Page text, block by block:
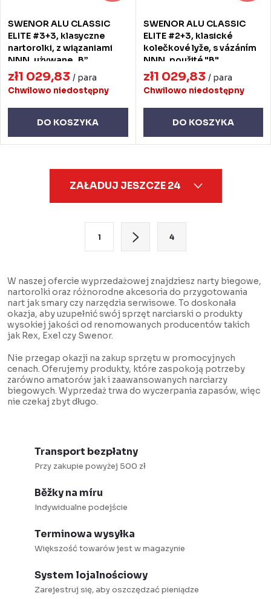
SWENOR ALU CLASSIC
ELITE #3+3, klasyczne
nartorolki, z wiązaniami
NNN, używane „B”
zł1 029,83 / para
Chwilowo niedostępny
DO KOSZYKA
SWENOR ALU CLASSIC
ELITE #2+3, klasické
kolečkové lyže, s vázáním
NNN, použité "B"
zł1 029,83 / para
Chwilowo niedostępny
DO KOSZYKA
l
k
i
l
s
t
y
ZAŁADUJ JESZCZE 24
i
n
a
c
a
1 4
W naszej ofercie wyprzedażowej znajdziesz narty biegowe,
nartorolki oraz różnorodne akcesoria do przygotowania
nart jak smary czy narzędzia serwisowe. To doskonała
okazja, aby uzupełnić swój sprzęt narciarski o produkty
wysokiej jakości od renomowanych producentów takich
jak Rex, Exel czy Swenor.
Nie przegap okazji na zakup sprzętu w promocyjnych
cenach. Oferujemy produkty, które zaspokoją potrzeby
zarówno amatorów jak i zaawansowanych narciarzy
biegowych. Wyprzedaż trwa do wyczerpania zapasów, więc
nie czekaj zbyt długo.
Transport bezpłatny
Przy zakupie powyżej 500 zł
Běžky na míru
Indywidualne podejście
Terminowa wysyłka
Większość towarów jest w magazynie
System lojalnościowy
Zarejestruj się, aby oszczędzać pieniądze